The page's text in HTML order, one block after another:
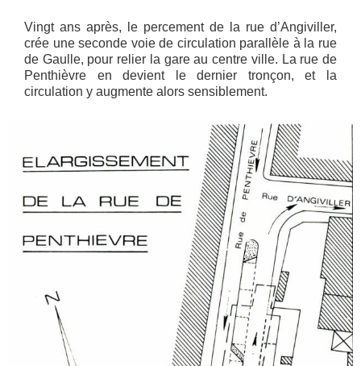
Vingt ans après, le percement de la rue d’Angiviller,
crée une seconde voie de circulation parallèle à la rue
de Gaulle, pour relier la gare au centre ville. La rue de
Penthièvre en devient le dernier tronçon, et la
circulation y augmente alors sensiblement.